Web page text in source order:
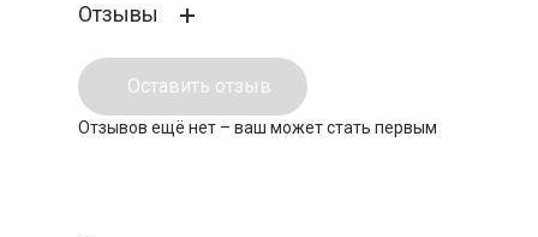
Отзывы
Оставить отзыв
Отзывов ещё нет – ваш может стать первым